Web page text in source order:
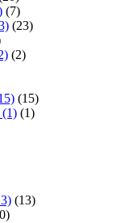
(7)
(23)
(2)
(15)
(1) (1)
(13)